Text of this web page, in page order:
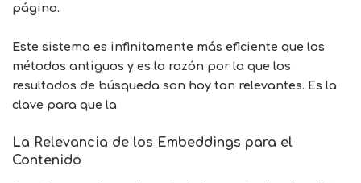
página.
Este sistema es infinitamente más eficiente que los
métodos antiguos y es la razón por la que los
resultados de búsqueda son hoy tan relevantes. Es la
clave para que la
La Relevancia de los Embeddings para el
Contenido